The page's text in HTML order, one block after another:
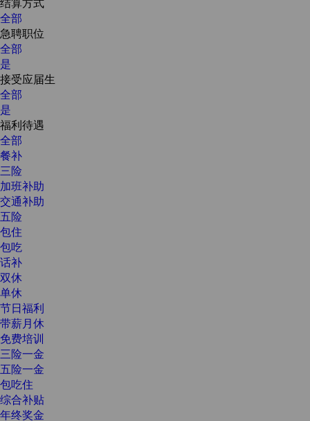
全部
急聘职位
全部
是
接受应届生
全部
是
福利待遇
全部
餐补
三险
加班补助
交通补助
五险
包住
包吃
话补
双休
单休
节日福利
带薪月休
免费培训
三险一金
五险一金
包吃住
综合补贴
年终奖金